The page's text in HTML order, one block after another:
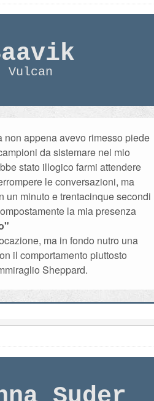
Vulcan
non appena avevo rimesso piede
da sistemare nel mio
stato illogico farmi attendere
le conversazioni, ma
un minuto e trentacinque secondi
la mia presenza
ma in fondo nutro una
il comportamento piuttosto
Sheppard.